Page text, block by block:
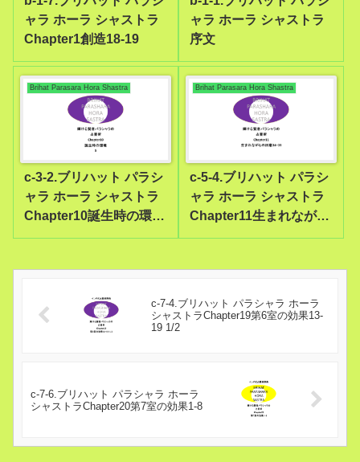
ャラ ホーラ シャストラ
Chapter1創造18-19
ャラ ホーラ シャストラ
序文
Brihat Parasara Hora Shastra
c-3-2.ブリハット パラシ
ャラ ホーラ シャストラ
Chapter10誕生時の環境
5
Brihat Parasara Hora Shastra
c-5-4.ブリハット パラシ
ャラ ホーラ シャストラ
Chapter11生まれながら
の凶意34-39
c-7-4.ブリハット パラシャラ ホーラ
シャストラChapter19第6室の効果13-
19 1/2
c-7-6.ブリハット パラシャラ ホーラ
シャストラChapter20第7室の効果1-8